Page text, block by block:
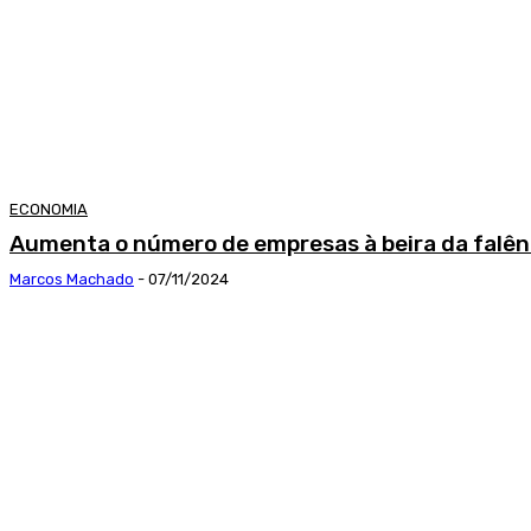
ECONOMIA
Aumenta o número de empresas à beira da
Marcos Machado - 07/11/2024